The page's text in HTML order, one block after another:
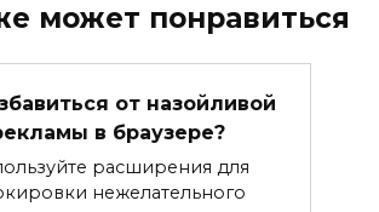
может понравиться
от назойливой
в браузере?
расширения для
нежелательного